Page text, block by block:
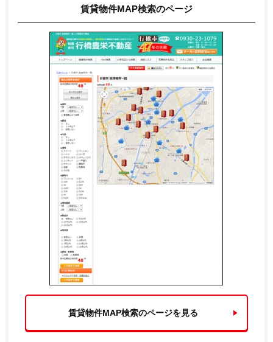
賃貸物件MAP検索のページ
賃貸物件MAP検索のページを見る